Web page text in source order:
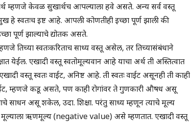
म्हणजे केवळ सुखार्थच आपल्याला हवे असते. अन्य सर्व वस्तू
हे स्वतःच इष्ट आहे. आपली कोणतीही इच्छा पूर्ण झाली की
पूर्ण झाल्याचे द्योतक असते.
तिच्या स्वतःकरिताच साध्य वस्तू असेल, तर तिच्यासंबंधाने
येईल. एखादी वस्तू स्वतोमूल्यवान आहे याचा अर्थ ती अस्तित्वात
वस्तू स्वतः वाईट, अनिष्ट आहे. ती स्वतः वाईट असूनही ती काही
म्हणजे कडू असते, पण काही रोगांवर ते गुणकारी औषध असू
साधन असू शकेल, उदा. शिक्षा. परंतु साध्य म्हणून त्याचे मूल्य
ऋणमूल्य (negative value) असे म्हणतात. एखादी वस्तू